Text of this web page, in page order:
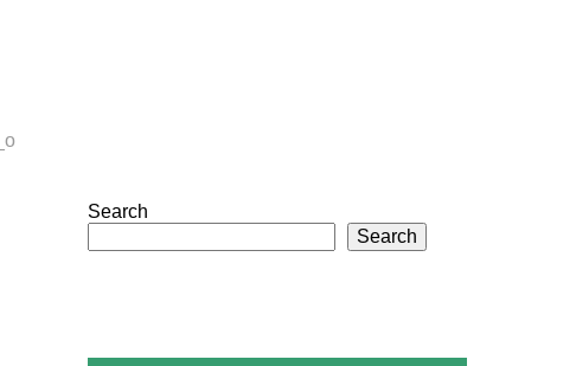
Search
Search